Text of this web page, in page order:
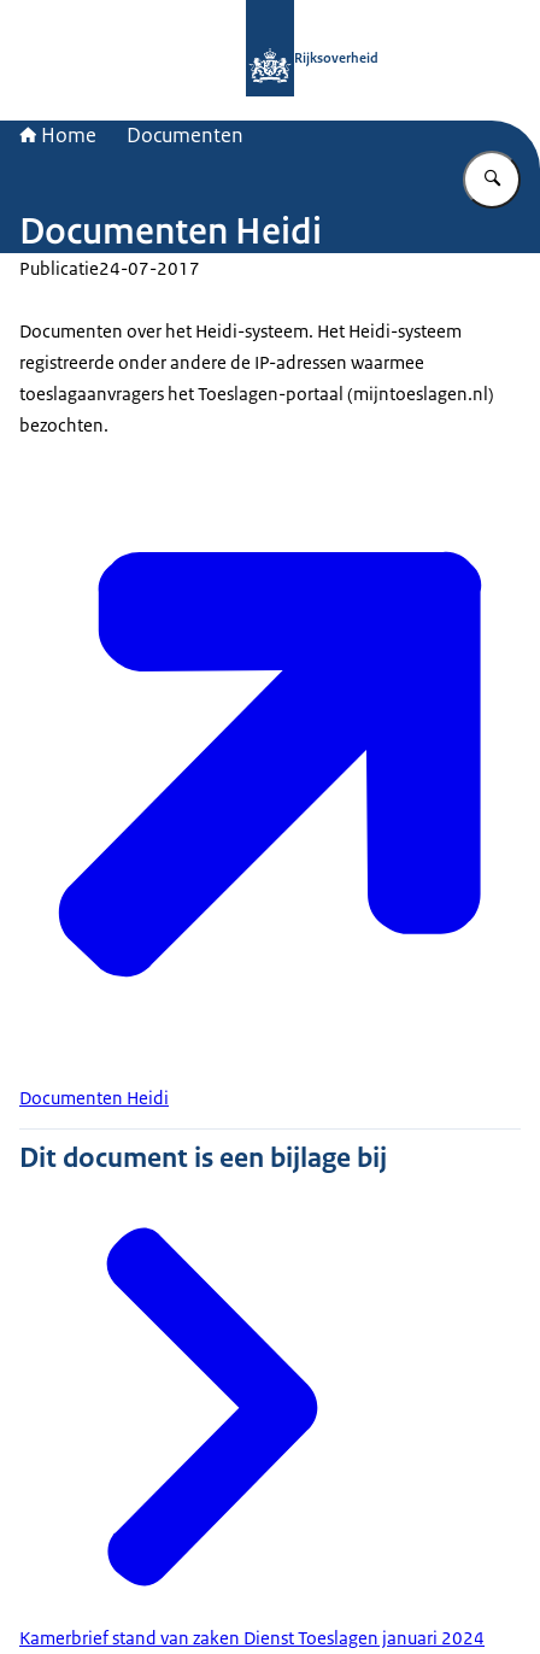
Rijksoverheid
Home Documenten
Documenten Heidi
Publicatie24-07-2017
Documenten over het Heidi-systeem. Het Heidi-systeem
registreerde onder andere de IP-adressen waarmee
toeslagaanvragers het Toeslagen-portaal (mijntoeslagen.nl)
bezochten.
Documenten Heidi
Dit document is een bijlage bij
Kamerbrief stand van zaken Dienst Toeslagen januari 2024